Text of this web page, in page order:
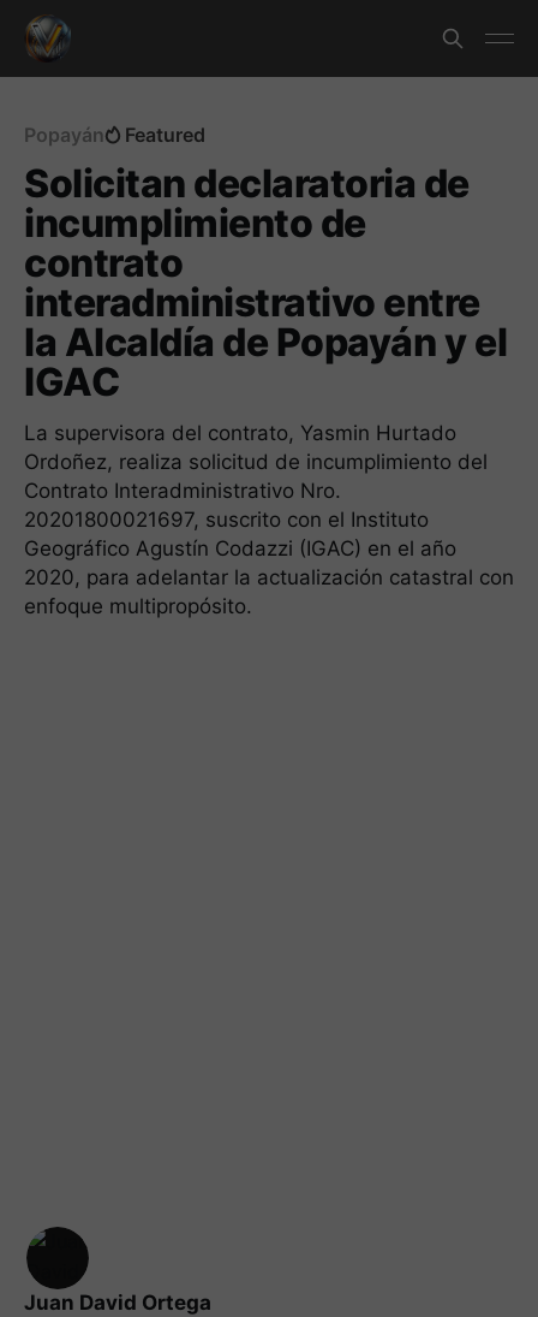
Popayán Featured
Solicitan declaratoria de
incumplimiento de
contrato
interadministrativo entre
la Alcaldía de Popayán y el
IGAC
La supervisora del contrato, Yasmin Hurtado
Ordoñez, realiza solicitud de incumplimiento del
Contrato Interadministrativo Nro.
20201800021697, suscrito con el Instituto
Geográfico Agustín Codazzi (IGAC) en el año
2020, para adelantar la actualización catastral con
enfoque multipropósito.
Juan David Ortega